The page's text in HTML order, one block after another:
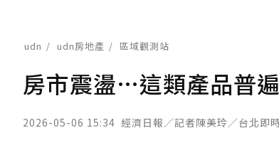
udn udn房地產 區域觀測站
房市震盪…這類產品普
2026-05-06 15:34 經濟日報／記者陳美玲／台北即